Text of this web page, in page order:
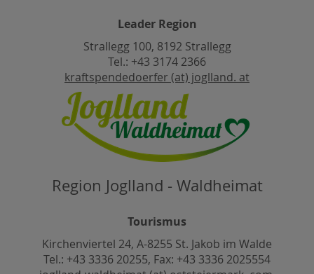
Leader Region
Strallegg 100, 8192 Strallegg
Tel.: +43 3174 2366
kraftspendedoerfer (at) joglland. at
Region Joglland - Waldheimat
Tourismus
Kirchenviertel 24, A-8255 St. Jakob im Walde
Tel.: +43 3336 20255, Fax: +43 3336 2025554